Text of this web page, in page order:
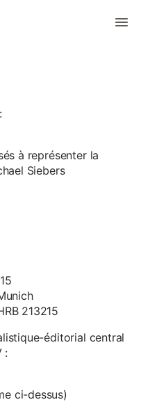
:
à représenter la
Siebers
213215
éditorial central
:
ci-dessus)